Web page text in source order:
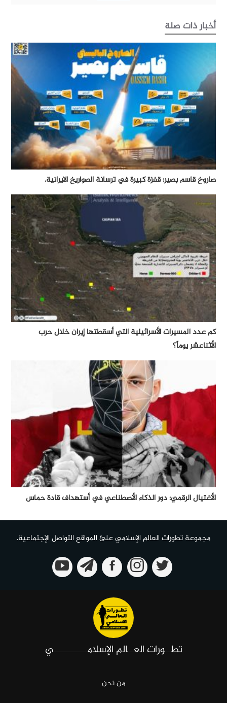
أخبار ذات صلة
صاروخ قاسم بصير: قفزة كبيرة في ترسانة الصواريخ الايرانية.
كم عدد المسيرات الأسرائيلية التي أسقطتها إيران خلال حرب
الأثناعشر يوماً؟
الأغتيال الرقمي: دور الذكاء الأصطناعي في أستهداف قادة حماس
مجموعة تطورات العالم الإسلامي علئ المواقع التواصل الإجتماعية.
تطــورات العــالم الإسلامـــــــــــي
من نحن